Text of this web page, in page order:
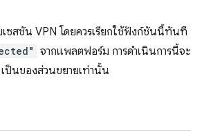
เซสชัน VPN โดยควรเรียกใช้ฟังก์ชันนี้ทันที
จากแพลตฟอร์ม การดำเนินการนี้จะ
เป็นของส่วนขยายเท่านั้น